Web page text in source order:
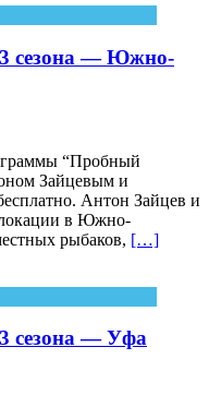
сезона — Южно-
“Пробный
Зайцевым и
Антон Зайцев и
в Южно-
рыбаков, […]
сезона — Уфа